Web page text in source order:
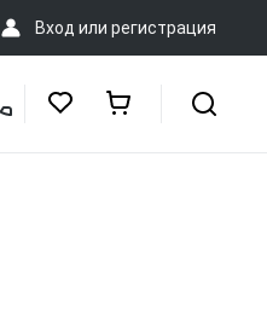
Вход или регистрация